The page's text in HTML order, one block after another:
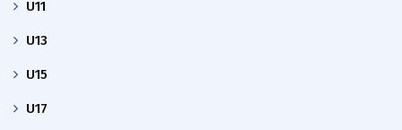
U11
U13
U15
U17